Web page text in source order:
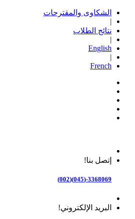
الشكاوى والمقترحات
|
نتائج الطلاب
|
English
|
French
إتصل بنا!
3368069-(045)(002)
البريد الإلكتروني!